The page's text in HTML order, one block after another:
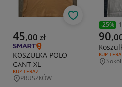
Aktualna cena
45,00 zł
KOSZULKA POLO
GANT XL
RODZAJ OFERTY:
KUP TERAZ
Miejscowość
PRUSZKÓW
Obserwuj
-25%
90,
RODZAJ
KUP